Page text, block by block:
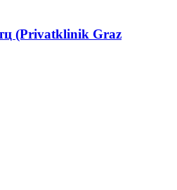
(Privatklinik Graz